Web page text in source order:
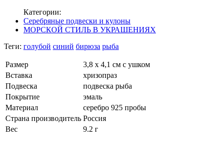
Категории:
Серебряные подвески и кулоны
МОРСКОЙ СТИЛЬ В УКРАШЕНИЯХ
Теги: голубой синий бирюза рыба
Размер
3,8 х 4,1 см с ушком
Вставка
хризопраз
Подвеска
подвеска рыба
Покрытие
эмаль
Материал
серебро 925 пробы
Страна производитель Россия
Вес
9.2 г